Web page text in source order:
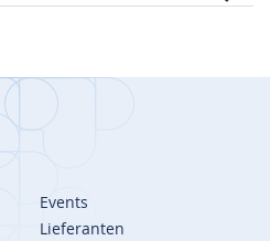
Events
Lieferanten